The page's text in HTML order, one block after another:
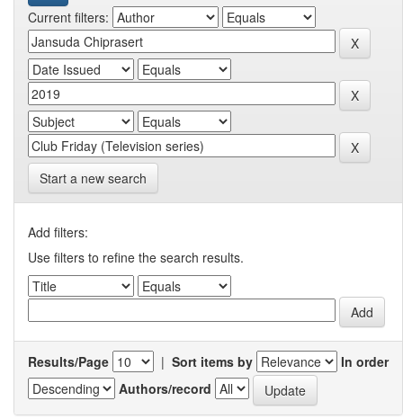
Current filters:
Start a new search
Add filters:
Use filters to refine the search results.
Results/Page | Sort items by
In order
Authors/record